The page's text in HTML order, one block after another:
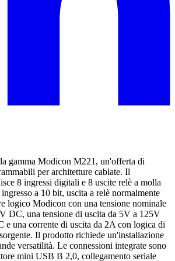
gamma Modicon M221, un'offerta di
per architetture cablate. Il
8 ingressi digitali e 8 uscite relè a molla
a 10 bit, uscita a relè normalmente
logico Modicon con una tensione nominale
DC, una tensione di uscita da 5V a 125V
una corrente di uscita da 2A con logica di
Il prodotto richiede un'installazione
versatilità. Le connessioni integrate sono
mini USB B 2,0, collegamento seriale